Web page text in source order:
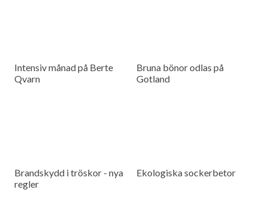
Intensiv månad på Berte
Qvarn
Bruna bönor odlas på
Gotland
Brandskydd i tröskor - nya
regler
Ekologiska sockerbetor